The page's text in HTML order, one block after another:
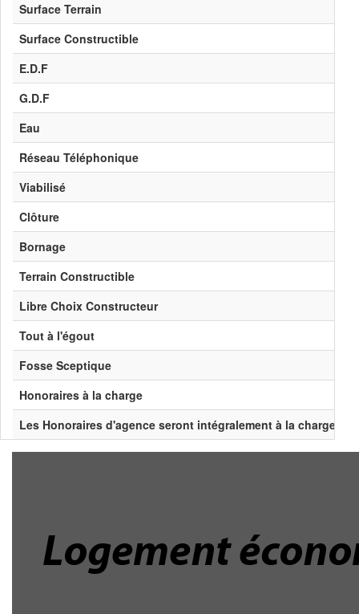
Surface Terrain
Surface Constructible
E.D.F
G.D.F
Eau
Réseau Téléphonique
Viabilisé
Clôture
Bornage
Terrain Constructible
Libre Choix Constructeur
Tout à l'égout
Fosse Sceptique
Honoraires à la charge
Les Honoraires d'agence seront intégralement à la charge du